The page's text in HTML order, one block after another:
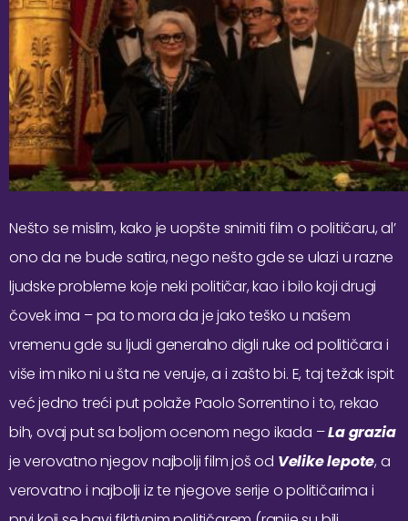
Nešto se mislim, kako je uopšte snimiti film o političaru, al’
ono da ne bude satira, nego nešto gde se ulazi u razne
ljudske probleme koje neki političar, kao i bilo koji drugi
čovek ima – pa to mora da je jako teško u našem
vremenu gde su ljudi generalno digli ruke od političara i
više im niko ni u šta ne veruje, a i zašto bi. E, taj težak ispit
već jedno treći put polaže Paolo Sorrentino i to, rekao
bih, ovaj put sa boljom ocenom nego ikada –La grazia
je verovatno njegov najbolji film još od Velike lepote, a
verovatno i najbolji iz te njegove serije o političarima i